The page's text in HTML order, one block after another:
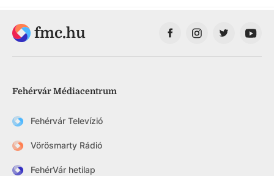
fmc.hu
Fehérvár Médiacentrum
Fehérvár Televízió
Vörösmarty Rádió
FehérVár hetilap